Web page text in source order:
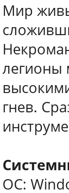
Мир
легионы
гнев.
ОС: